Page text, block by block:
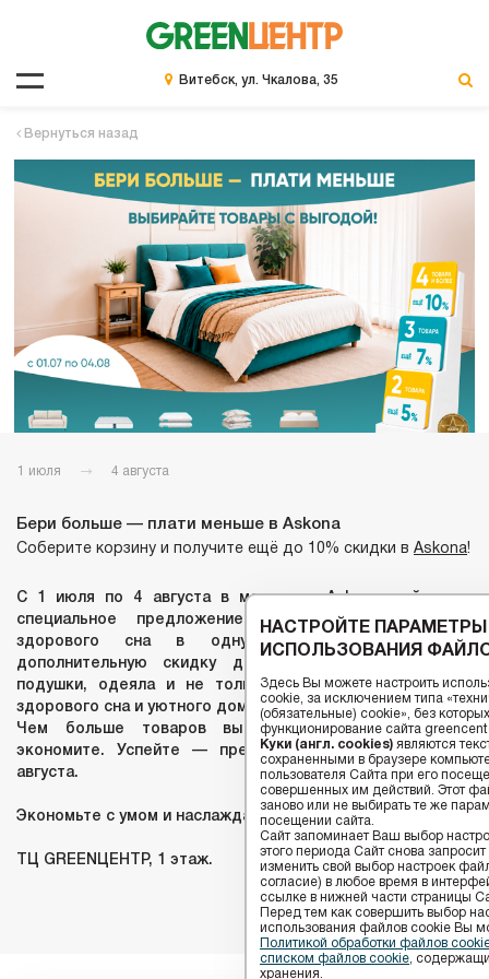
Витебск, ул. Чкалова, 35
Вернуться назад
1 июля 4 августа
Бери больше — плати меньше в Аskona
Соберите корзину и получите ещё до 10% скидки в Askona!
С 1 июля по 4 августа в магазинах Askona действует
специальное предложение: собирайте товары для
здорового сна в одну корзину и получайте
дополнительную скидку до 10%. Матрасы, диваны,
подушки, одеяла и не только — всё, что нужно для
здорового сна и уютного дома, теперь ещё выгоднее.
Чем больше товаров вы выбираете, тем больше
экономите. Успейте — предложение действует до 4
августа.
Экономьте с умом и наслаждайтесь покупками в Askona!
ТЦ GREENЦЕНТР, 1 этаж.
НАСТРОЙТЕ ПАРАМЕТРЫ
ИСПОЛЬЗОВАНИЯ
Здесь Вы можете настроить
cookie, за исключением типа
(обязательные) cookie», без
функционирование сайта
Куки (англ. cookies) являются
сохраненными в браузере
пользователя Сайта при его
совершенных им действий. Этот
заново или не выбирать те же
посещении сайта.
Сайт запоминает Ваш выбор
этого периода Сайт снова
изменить свой выбор настроек
согласие) в любое время в
ссылке в нижней части страницы
Перед тем как совершить выбор
использования файлов сookie Вы
Политикой обработки файлов
списком файлов cookie ,
хранения.